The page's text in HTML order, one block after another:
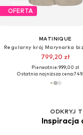
OFERTA
MATINIQUE
799,20 zł
Pierwotnie: 999,00 zł
Ostatnia najniższa cena:
ODKRYJ
Inspiracja